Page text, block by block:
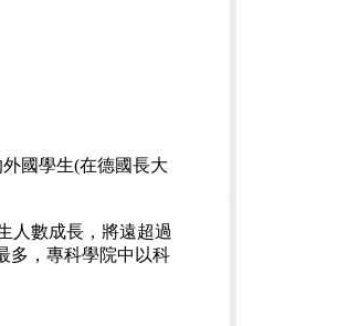
國學生(在德國長大
人數成長，將遠超過
多，專科學院中以科